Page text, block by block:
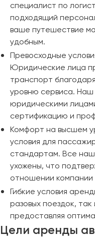
специалист по
подходящий
ваше путешествие
удобным.
Превосходные
Юридические лица
транспорт
уровню сервиса.
юридическими
сертификацию и
Комфорт на высшем
условия для
стандартам. Все
ухожены, что
отношении компании
Гибкие условия
разовых поездок,
предоставляя
Цели аренды